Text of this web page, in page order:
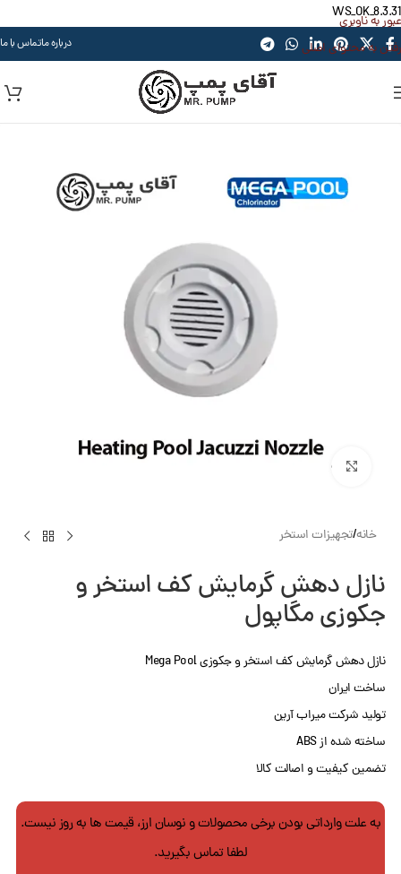
WS_OK_8.3.31
عبور به ناوبری
رفتن به محتوای اصلی
درباره ماتماس با ما
بزرگنمایی تصویر
خانه/تجهیزات استخر
نازل دهش گرمایش کف استخر و
جکوزی مگاپول
نازل دهش گرمایش کف استخر و جکوزی Mega Pool
ساخت ایران
تولید شرکت میراب آرین
ساخته شده از ABS
تضمین کیفیت و اصالت کالا
به علت وارداتی بودن برخی محصولات و نوسان ارز، قیمت ها به روز نیست.
لطفا تماس بگیرید.